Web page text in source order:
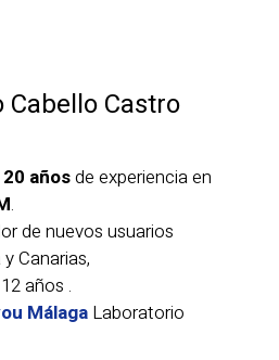
Castro
20 añosde experiencia en
.
de nuevos usuarios
Canarias,
años .
Málaga Laboratorio